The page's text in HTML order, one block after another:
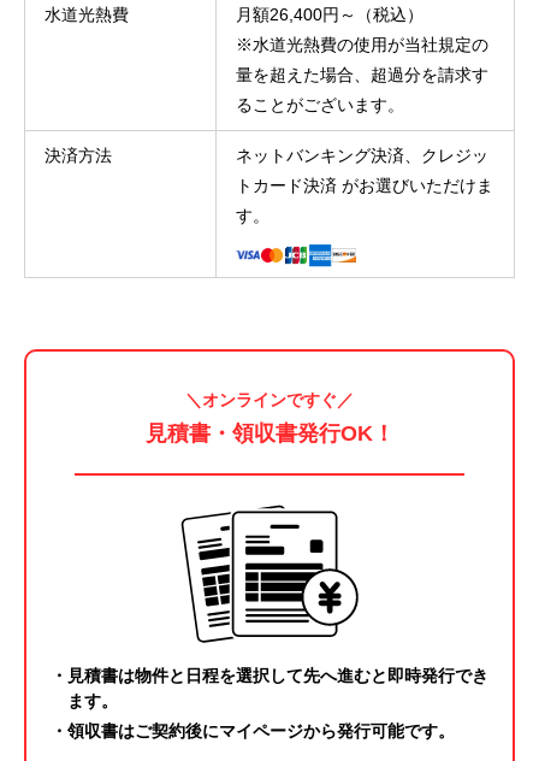
水道光熱費
月額26,400円～（税込）
※水道光熱費の使用が当社規定の
量を超えた場合、超過分を請求す
ることがございます。
決済方法
ネットバンキング決済、クレジッ
トカード決済 がお選びいただけま
す。
＼オンラインですぐ／
見積書・領収書発行OK！
・見積書は物件と日程を選択して先へ進むと即時発行でき
ます。
・領収書はご契約後にマイページから発行可能です。